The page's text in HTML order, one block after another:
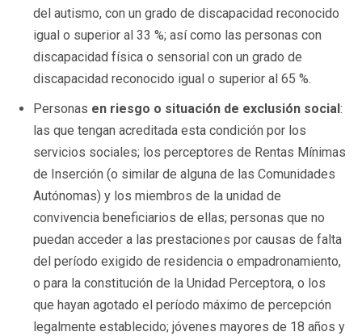
del autismo, con un grado de discapacidad reconocido
igual o superior al 33 %; así como las personas con
discapacidad física o sensorial con un grado de
discapacidad reconocido igual o superior al 65 %.
Personas en riesgo o situación de exclusión social:
las que tengan acreditada esta condición por los
servicios sociales; los perceptores de Rentas Mínimas
de Inserción (o similar de alguna de las Comunidades
Autónomas) y los miembros de la unidad de
convivencia beneficiarios de ellas; personas que no
puedan acceder a las prestaciones por causas de falta
del período exigido de residencia o empadronamiento,
o para la constitución de la Unidad Perceptora, o los
que hayan agotado el período máximo de percepción
legalmente establecido; jóvenes mayores de 18 años y